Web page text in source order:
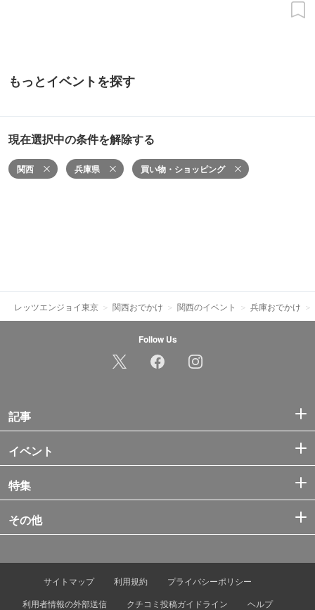
もっとイベントを探す
現在選択中の条件を解除する
関西 兵庫県 買い物・ショッピング
レッツエンジョイ東京 関西おでかけ 関西のイベント 兵庫おでかけ
Follow Us
記事
イベント
特集
その他
サイトマップ 利用規約
プライバシーポリシー
利用者情報の外部送信
クチコミ投稿ガイドライン ヘルプ